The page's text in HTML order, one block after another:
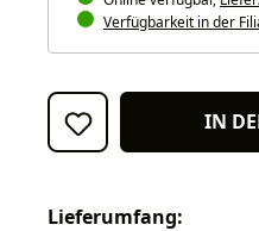
Verfügbarkeit in der
IN
Lieferumfang: